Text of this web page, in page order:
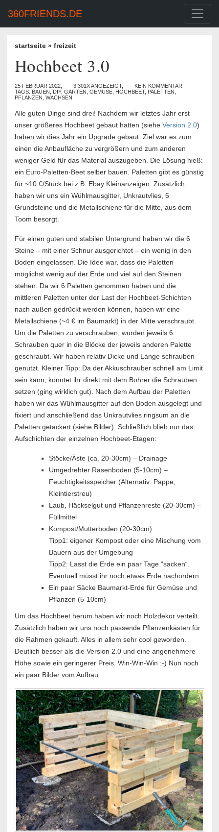
360FRIENDS.DE
startseite » freizeit
Hochbeet 3.0
25 FEBRUAR 2022, 3.301X ANGEZEIGT,
KEIN KOMMENTAR
TAGS: BAUEN DIY, GARTEN GEMÜSE HOCHBEET, PALETTEN
PFLANZEN WACHSEN
Alle guten Dinge sind drei! Nachdem wir letztes Jahr erst
unser größeres Hochbeet gebaut hatten (siehe Version 2.0)
haben wir dies Jahr ein Upgrade gebaut. Ziel war es zum
einen die Anbaufläche zu vergrößern und zum anderen
weniger Geld für das Material auszugeben. Die Lösung hieß:
ein Euro-Paletten-Beet selber bauen. Paletten gibt es günstig
für ~10 €/Stück bei z.B. Ebay Kleinanzeigen. Zusätzlich
haben wir uns ein Wühlmausgitter, Unkrautvlies, 6
Grundsteine und die Metallschiene für die Mitte, aus dem
Toom besorgt.
Für einen guten und stabilen Untergrund haben wir die 6
Steine – mit einer Schnur ausgerichtet – ein wenig in den
Boden eingelassen. Die Idee war, dass die Paletten
möglichst wenig auf der Erde und viel auf den Steinen
stehen. Da wir 6 Paletten genommen haben und die
mittleren Paletten unter der Last der Hochbeet-Schichten
nach außen gedrückt werden können, haben wir eine
Metallschiene (~4 € im Baumarkt) in der Mitte verschraubt.
Um die Paletten zu verschrauben, wurden jeweils 6
Schrauben quer in die Blöcke der jeweils anderen Palette
geschraubt. Wir haben relativ Dicke und Lange schrauben
genutzt. Kleiner Tipp: Da der Akkuschrauber schnell am Limit
sein kann, könntet ihr direkt mit dem Bohrer die Schrauben
setzen (ging wirklich gut). Nach dem Aufbau der Paletten
haben wir das Wühlmausgitter auf den Boden ausgelegt und
fixiert und anschließend das Unkrautvlies ringsum an die
Paletten getackert (siehe Bilder). Schließlich blieb nur das
Aufschichten der einzelnen Hochbeet-Etagen:
Stöcke/Äste (ca. 20-30cm) – Drainage
Umgedrehter Rasenboden (5-10cm) –
Feuchtigkeitsspeicher (Alternativ: Pappe,
Kleintierstreu)
Laub, Häckselgut und Pflanzenreste (20-30cm) –
Füllmittel
Kompost/Mutterboden (20-30cm)
Tipp1: eigener Kompost oder eine Mischung vom
Bauern aus der Umgebung
Tipp2: Lasst die Erde ein paar Tage “sacken“.
Eventuell müsst ihr noch etwas Erde nachordern
Ein paar Säcke Baumarkt-Erde für Gemüse und
Pflanzen (5-10cm)
Um das Hochbeet herum haben wir noch Holzdekor verteilt.
Zusätzlich haben wir uns noch passende Pflanzenkästen für
die Rahmen gekauft. Alles in allem sehr cool geworden.
Deutlich besser als die Version 2.0 und eine angenehmere
Höhe sowie ein geringerer Preis. Win-Win-Win :-) Nun noch
ein paar Bilder vom Aufbau.